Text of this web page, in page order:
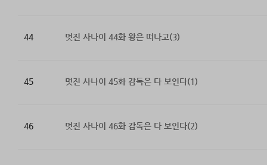
44 멋진 사나이 44화 왕은 떠나고(3)
45 멋진 사나이 45화 감독은 다 보인다(1)
46 멋진 사나이 46화 감독은 다 보인다(2)